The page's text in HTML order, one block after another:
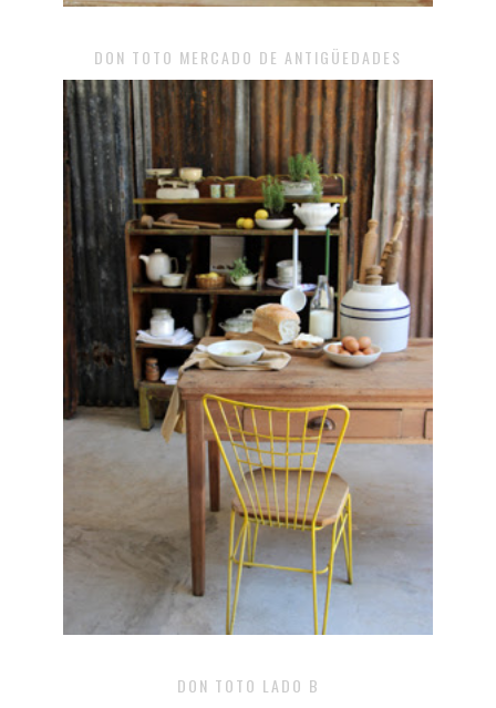
DON TOTO MERCADO DE ANTIGÜEDADES
DON TOTO LADO B